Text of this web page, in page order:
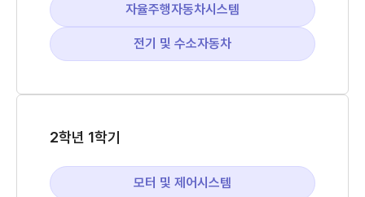
자율주행자동차시스템
전기 및 수소자동차
2학년 1학기
모터 및 제어시스템